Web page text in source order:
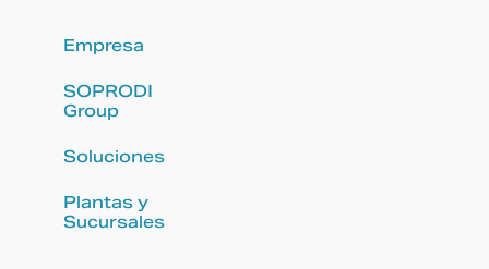
Empresa
SOPRODI
Group
Soluciones
Plantas y
Sucursales